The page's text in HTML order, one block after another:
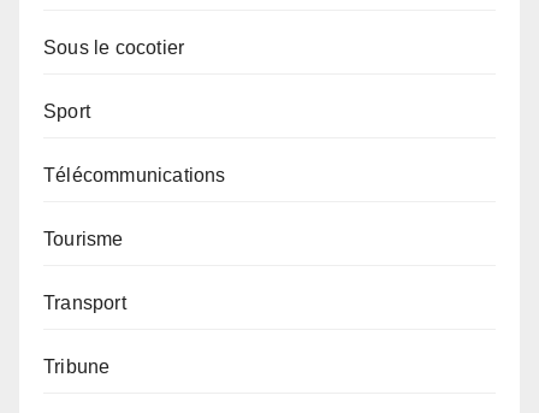
Sous le cocotier
Sport
Télécommunications
Tourisme
Transport
Tribune